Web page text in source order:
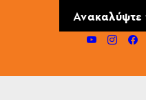
Ανακαλύψτε